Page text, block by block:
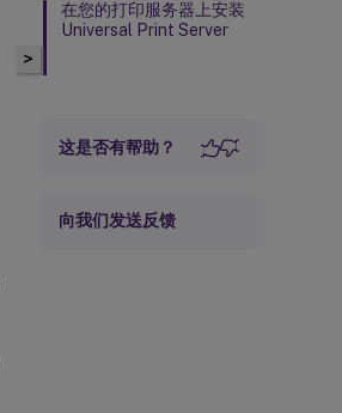
>
在您的打印服务器上安装
Universal Print Server
这是否有帮助？
向我们发送反馈